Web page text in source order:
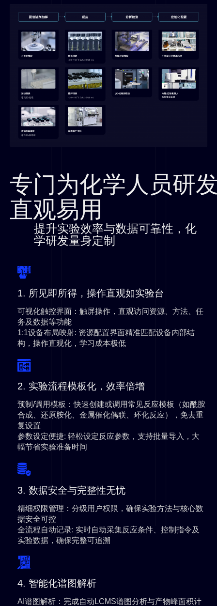
专门为化学人员研
直观易用
提升实验效率与数据可靠性，化
学研发量身定制
1. 所见即所得，操作直观如实验台
可视化触控界面 ：触屏操作，直观访问资源、方法、任
务及数据等功能
1:1设备布局映射: 资源配置界面精准匹配设备内部结
构，操作直观化，学习成本极低
2. 实验流程模板化，效率倍增
预制/调用模板 ：快速创建或调用常见反应模板（如酰胺
合成、还原胺化、金属催化偶联、环化反应），免去重
复设置
参数设定便捷: 轻松设定反应参数，支持批量导入，大
幅节省实验准备时间
3. 数据安全与完整性无忧
精细权限管理 ：分级用户权限，确保实验方法与核心数
据安全可控
全流程自动记录: 实时自动采集反应条件、控制指令及
实验数据，确保完整可追溯
4. 智能化谱图解析
AI谱图解析 ：完成自动LCMS谱图分析与产物峰面积计